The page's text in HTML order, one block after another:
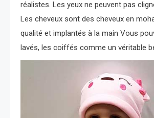
réalistes. Les yeux ne peuvent pas
Les cheveux sont des cheveux en
qualité et implantés à la main Vous
lavés, les coiffés comme un véritable